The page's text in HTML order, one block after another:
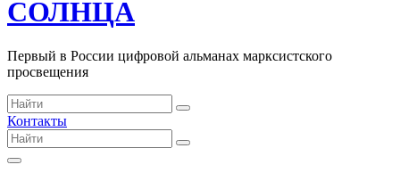
СОЛНЦА
Первый в России цифровой альманах марксистского
просвещения
Контакты